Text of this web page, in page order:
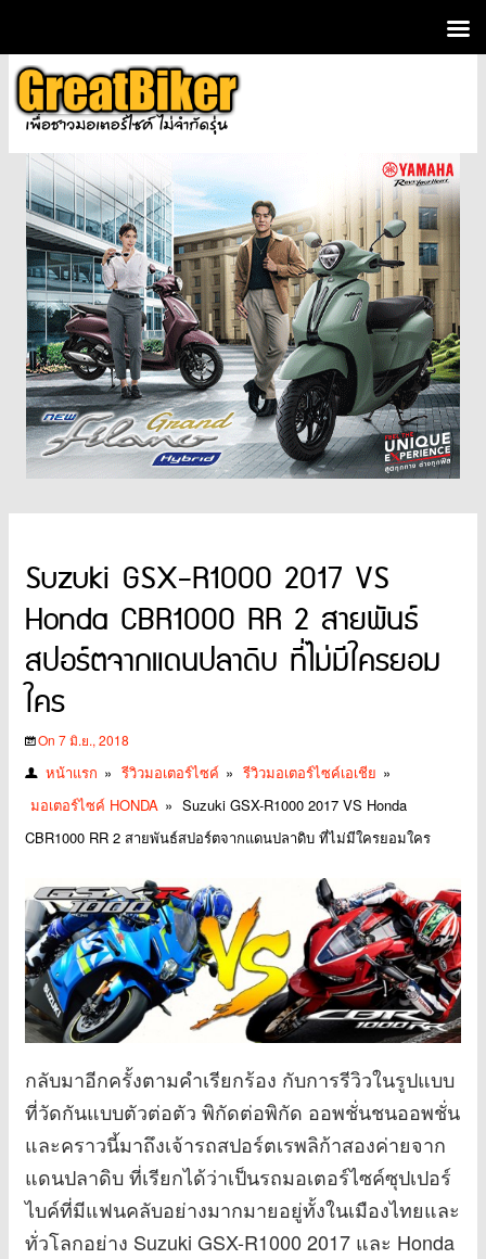
Suzuki GSX-R1000 2017 VS
Honda CBR1000 RR 2 สายพันธ์
สปอร์ตจากแดนปลาดิบ ที่ไม่มีใครยอม
ใคร
On 7 มิ.ย., 2018
หน้าแรก » รีวิวมอเตอร์ไซค์ » รีวิวมอเตอร์ไซค์เอเชีย »
มอเตอร์ไซค์ HONDA » Suzuki GSX-R1000 2017 VS Honda
CBR1000 RR 2 สายพันธ์สปอร์ตจากแดนปลาดิบ ที่ไม่มีใครยอมใคร
กลับมาอีกครั้งตามคำเรียกร้อง กับการรีวิวในรูปแบบ
ที่วัดกันแบบตัวต่อตัว พิกัดต่อพิกัด ออพชั่นชนออพชั่น
และคราวนี้มาถึงเจ้ารถสปอร์ตเรพลิก้าสองค่ายจาก
แดนปลาดิบ ที่เรียกได้ว่าเป็นรถมอเตอร์ไซค์ซุปเปอร์
ไบค์ที่มีแฟนคลับอย่างมากมายอยู่ทั้งในเมืองไทยและ
ทั่วโลกอย่าง Suzuki GSX-R1000 2017 และ Honda